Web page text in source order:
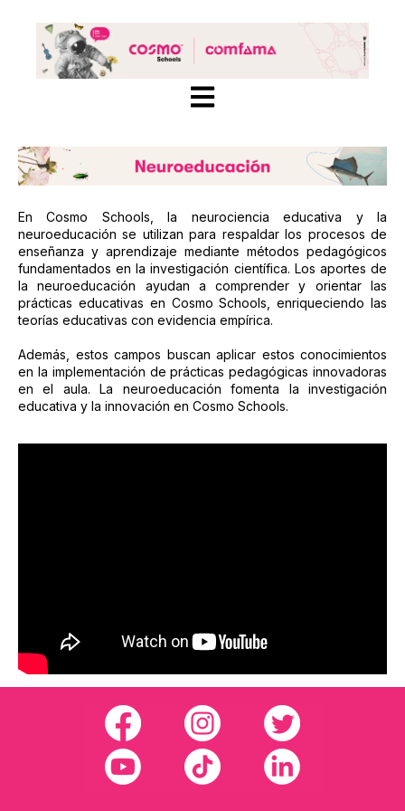
Open main navigation
En Cosmo Schools, la neurociencia educativa y la
neuroeducación se utilizan para respaldar los procesos de
enseñanza y aprendizaje mediante métodos pedagógicos
fundamentados en la investigación científica. Los aportes de
la neuroeducación ayudan a comprender y orientar las
prácticas educativas en Cosmo Schools, enriqueciendo las
teorías educativas con evidencia empírica.
Además, estos campos buscan aplicar estos conocimientos
en la implementación de prácticas pedagógicas innovadoras
en el aula. La neuroeducación fomenta la investigación
educativa y la innovación en Cosmo Schools.